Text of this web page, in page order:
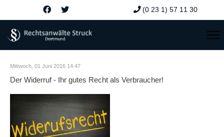
(0 23 1) 57 11 30
Mittwoch, 01 Juni 2016 14:47
Der Widerruf - Ihr gutes Recht als Verbraucher!